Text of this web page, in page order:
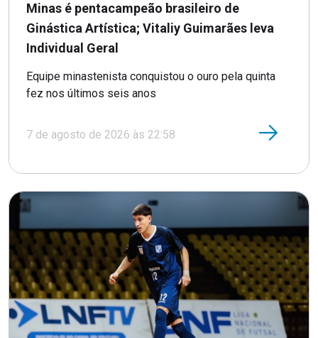
Minas é pentacampeão brasileiro de
Ginástica Artística; Vitaliy Guimarães leva
Individual Geral
Equipe minastenista conquistou o ouro pela quinta
fez nos últimos seis anos
7 de agosto de 2026 às 22:58